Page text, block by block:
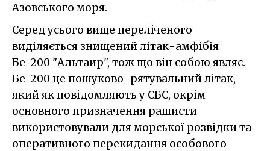
Азовського моря.
Серед усього вище переліченого
виділяється знищений літак-амфібія
Бе-200 "Альтаир", тож що він собою являє.
Бе-200 це пошуково-рятувальний літак,
який як повідомляють у СБС, окрім
основного призначення рашисти
використовували для морської розвідки та
оперативного перекидання особового